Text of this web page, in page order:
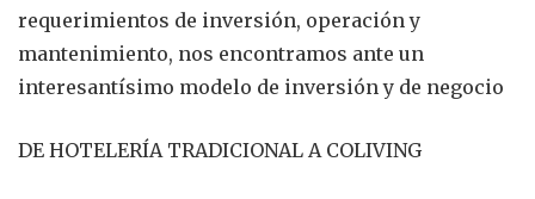
requerimientos de inversión, operación y
mantenimiento, nos encontramos ante un
interesantísimo modelo de inversión y de negocio
DE HOTELERÍA TRADICIONAL A COLIVING